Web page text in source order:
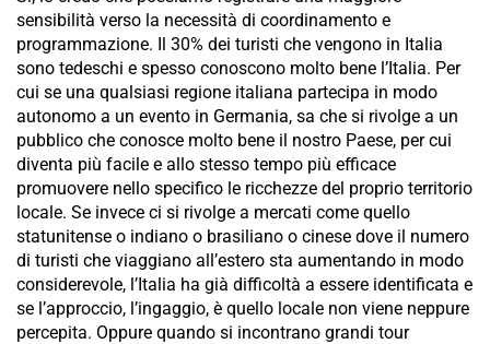
sensibilità verso la necessità di coordinamento e
programmazione. Il 30% dei turisti che vengono in Italia
sono tedeschi e spesso conoscono molto bene l’Italia. Per
cui se una qualsiasi regione italiana partecipa in modo
autonomo a un evento in Germania, sa che si rivolge a un
pubblico che conosce molto bene il nostro Paese, per cui
diventa più facile e allo stesso tempo più efficace
promuovere nello specifico le ricchezze del proprio territorio
locale. Se invece ci si rivolge a mercati come quello
statunitense o indiano o brasiliano o cinese dove il numero
di turisti che viaggiano all’estero sta aumentando in modo
considerevole, l’Italia ha già difficoltà a essere identificata e
se l’approccio, l’ingaggio, è quello locale non viene neppure
percepita. Oppure quando si incontrano grandi tour